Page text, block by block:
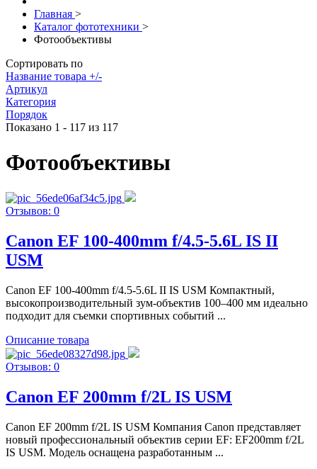
Главная >
Каталог фототехники >
Фотообъективы
Сортировать по
Название товара +/-
Артикул
Категория
Порядок
Показано 1 - 117 из 117
Фотообъективы
Отзывов: 0
Canon EF 100-400mm f/4.5-5.6L IS II
USM
Canon EF 100-400mm f/4.5-5.6L II IS USM Компактный,
высокопроизводительный зум-объектив 100–400 мм идеально
подходит для съемки спортивных событий ...
Описание товара
Отзывов: 0
Canon EF 200mm f/2L IS USM
Canon EF 200mm f/2L IS USM Компания Canon представляет
новый профессиональный объектив серии EF: EF200mm f/2L
IS USM. Модель оснащена разработанным ...